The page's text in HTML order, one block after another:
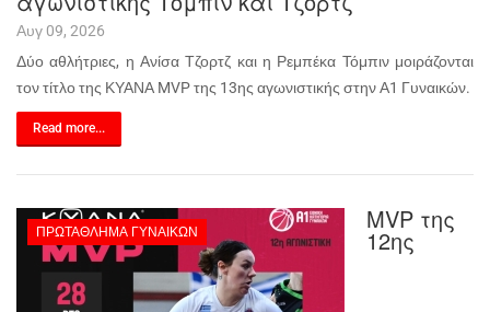
Αυγ 09, 2026
Δύο αθλήτριες, η Ανίσα Τζορτζ και η Ρεμπέκα Τόμπιν μοιράζονται
τον τίτλο της ΚΥΑΝΑ MVP της 13ης αγωνιστικής στην Α1 Γυναικών.
Read more...
ΠΡΩΤΆΘΛΗΜΑ ΓΥΝΑΙΚΏΝ MVP της
12ης